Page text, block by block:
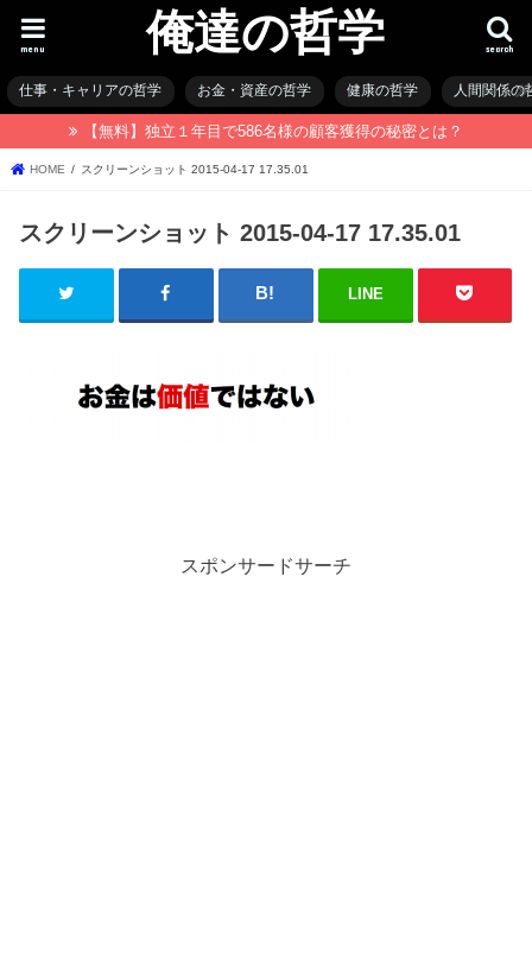
俺達の哲学 search
menu
仕事・キャリアの哲学 お金・資産の哲学 健康の哲学 人間関係の
【無料】独立１年目で586名様の顧客獲得の秘密とは？
HOME スクリーンショット 2015-04-17 17.35.01
スクリーンショット 2015-04-17 17.35.01
LINE
スポンサードサーチ